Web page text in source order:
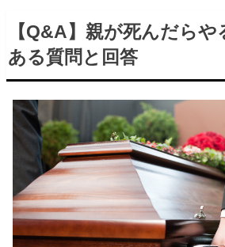
【Q&A】親が死んだらや
ある質問と回答